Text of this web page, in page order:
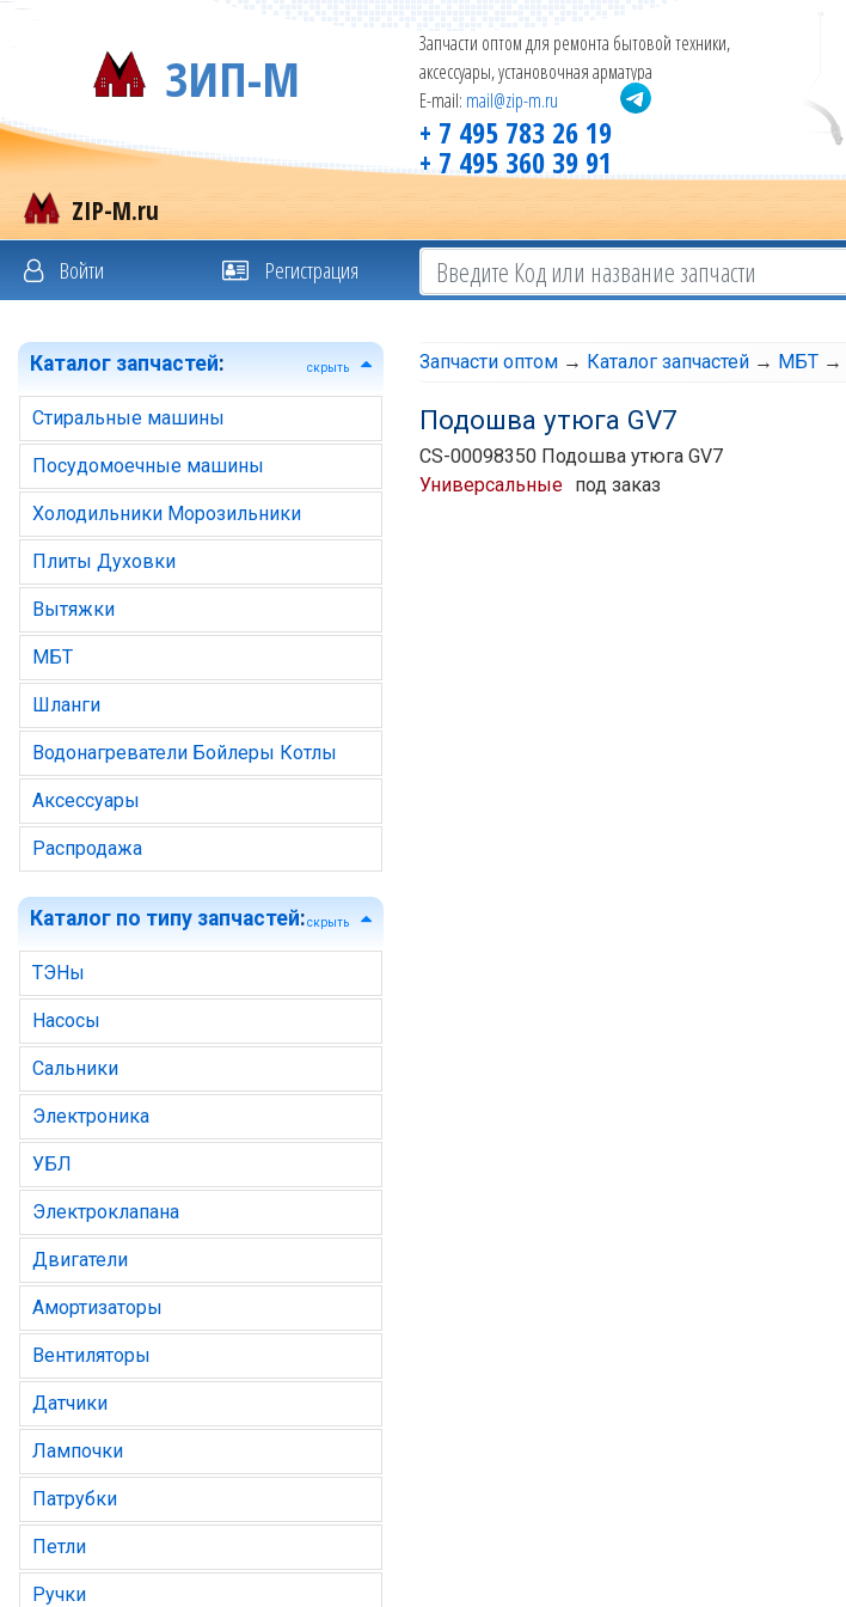
ЗИП-М
Запчасти оптом для ремонта бытовой техники,
аксессуары, установочная арматура
E-mail: mail@zip-m.ru
+ 7 495 783 26 19
+ 7 495 360 39 91
ZIP-M.ru
Войти Регистрация
Каталог запчастей: скрыть
Стиральные машины
Посудомоечные машины
Холодильники Морозильники
Плиты Духовки
Вытяжки
МБТ
Шланги
Водонагреватели Бойлеры Котлы
Аксессуары
Распродажа
Каталог по типу запчастей:скрыть
ТЭНы
Насосы
Сальники
Электроника
УБЛ
Электроклапана
Двигатели
Амортизаторы
Вентиляторы
Датчики
Лампочки
Патрубки
Петли
Ручки
Запчасти оптом → Каталог запчастей → МБТ →
Подошва утюга GV7
CS-00098350 Подошва утюга GV7
Универсальные под заказ